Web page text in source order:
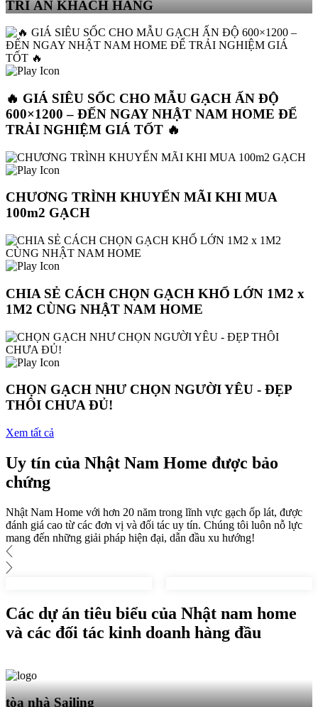
TRI ÂN KHÁCH HÀNG
🔥 GIÁ SIÊU SỐC CHO MẪU GẠCH ẤN ĐỘ
600×1200 – ĐẾN NGAY NHẬT NAM HOME ĐỂ
TRẢI NGHIỆM GIÁ TỐT 🔥
CHƯƠNG TRÌNH KHUYẾN MÃI KHI MUA
100m2 GẠCH
CHIA SẺ CÁCH CHỌN GẠCH KHỔ LỚN 1M2 x
1M2 CÙNG NHẬT NAM HOME
CHỌN GẠCH NHƯ CHỌN NGƯỜI YÊU - ĐẸP
THÔI CHƯA ĐỦ!
Xem tất cả
Uy tín của Nhật Nam Home được bảo
chứng
Nhật Nam Home với hơn 20 năm trong lĩnh vực gạch ốp lát, được
đánh giá cao từ các đơn vị và đối tác uy tín. Chúng tôi luôn nỗ lực
mang đến những giải pháp hiện đại, dẫn đầu xu hướng!
Các dự án tiêu biểu của Nhật nam home
và các đối tác kinh doanh hàng đầu
tòa nhà Sailing